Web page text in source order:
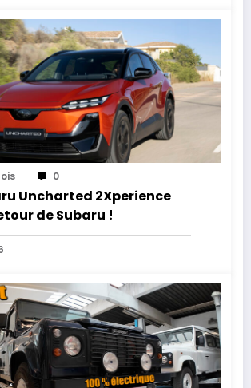
0
Uncharted 2Xperience
de Subaru !